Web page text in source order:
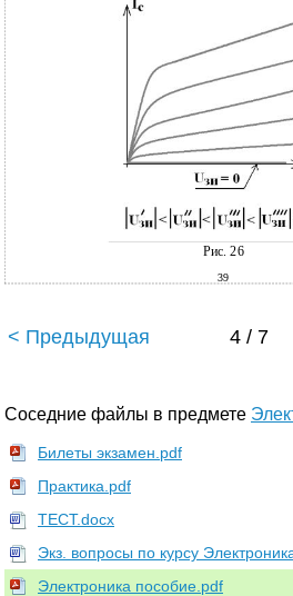
Рис. 26
39
< Предыдущая 4 / 7
Соседние файлы в предмете
Билеты экзамен.pdf
Практика.pdf
ТЕСТ.docx
Экз. вопросы по курсу
Электроника пособие.pdf